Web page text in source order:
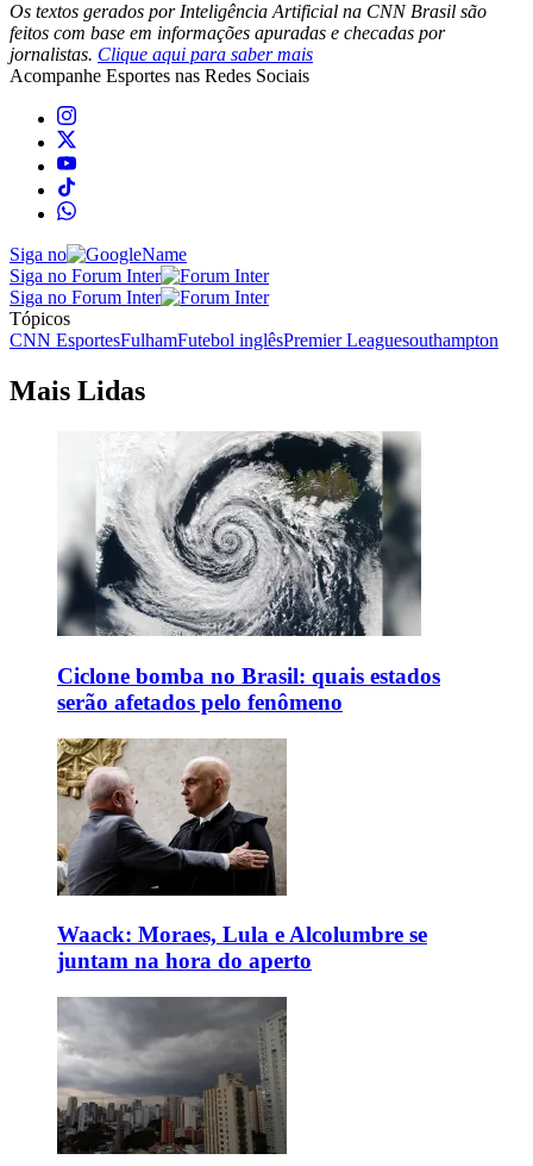
Os textos gerados por Inteligência Artificial na CNN Brasil são
feitos com base em informações apuradas e checadas por
jornalistas. Clique aqui para saber mais
Acompanhe Esportes nas Redes Sociais
Siga no
Siga no Forum Inter
Siga no Forum Inter
Tópicos
CNN EsportesFulhamFutebol inglêsPremier Leaguesouthampton
Mais Lidas
Ciclone bomba no Brasil: quais estados
serão afetados pelo fenômeno
Waack: Moraes, Lula e Alcolumbre se
juntam na hora do aperto